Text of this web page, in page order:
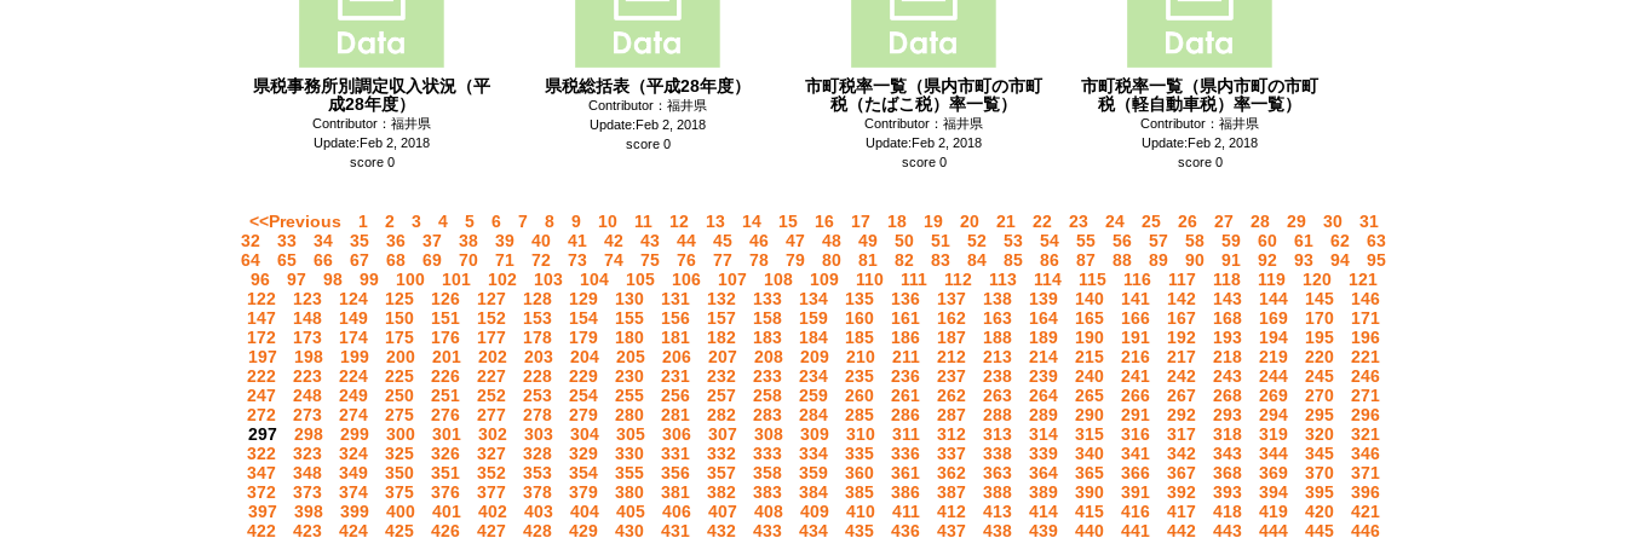
県税事務所別調定収入状況（平
成28年度）
Contributor：福井県
Update:Feb 2, 2018
score 0
県税総括表（平成28年度）
Contributor：福井県
Update:Feb 2, 2018
score 0
市町税率一覧（県内市町の市町
税（たばこ税）率一覧）
Contributor：福井県
Update:Feb 2, 2018
score 0
市町税率一覧（県内市町の市町
税（軽自動車税）率一覧）
Contributor：福井県
Update:Feb 2, 2018
score 0
<<Previous 1 2 3 4 5 6 7 8 9 10 11 12 13 14 15 16 17 18 19 20 21 22 23 24 25 26 27 28 29 30
31
32
33 34 35 36 37 38 39 40 41 42 43 44 45 46 47 48 49 50 51 52 53 54 55 56 57 58 59 60 61 62
63
64
65 66 67 68 69 70 71 72 73 74 75 76 77 78 79 80 81 82 83 84 85 86 87 88 89 90 91 92 93 94
95
96
97 98 99 100 101 102 103 104 105 106 107 108 109 110 111 112 113 114 115 116 117 118 119 120
121
122
123 124 125 126 127 128 129 130 131 132 133 134 135 136 137 138 139 140 141 142 143 144 145
146
147
148 149 150 151 152 153 154 155 156 157 158 159 160 161 162 163 164 165 166 167 168 169 170
171
172
173 174 175 176 177 178 179 180 181 182 183 184 185 186 187 188 189 190 191 192 193 194 195
196
197
198 199 200 201 202 203 204 205 206 207 208 209 210 211 212 213 214 215 216 217 218 219 220
221
222
223 224 225 226 227 228 229 230 231 232 233 234 235 236 237 238 239 240 241 242 243 244 245
246
247
248 249 250 251 252 253 254 255 256 257 258 259 260 261 262 263 264 265 266 267 268 269 270
271
272
273 274 275 276 277 278 279 280 281 282 283 284 285 286 287 288 289 290 291 292 293 294 295
296
297
298 299 300 301 302 303 304 305 306 307 308 309 310 311 312 313 314 315 316 317 318 319 320
321
322
323 324 325 326 327 328 329 330 331 332 333 334 335 336 337 338 339 340 341 342 343 344 345
346
347
348 349 350 351 352 353 354 355 356 357 358 359 360 361 362 363 364 365 366 367 368 369 370
371
372
373 374 375 376 377 378 379 380 381 382 383 384 385 386 387 388 389 390 391 392 393 394 395
396
397
398 399 400 401 402 403 404 405 406 407 408 409 410 411 412 413 414 415 416 417 418 419 420
421
422
423 424 425 426 427 428 429 430 431 432 433 434 435 436 437 438 439 440 441 442 443 444 445 446